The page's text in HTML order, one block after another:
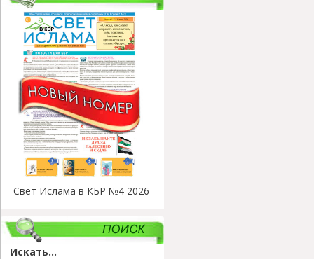
Свет Ислама в КБР №4 2026
Искать...